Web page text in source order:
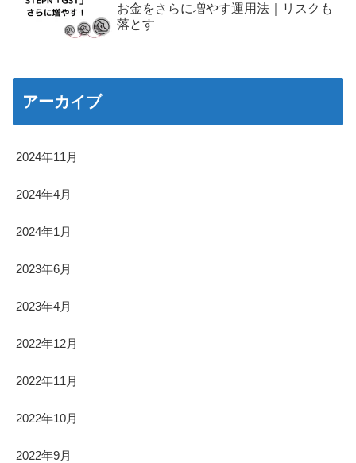
お金をさらに増やす運用法｜リスクも
落とす
アーカイブ
2024年11月
2024年4月
2024年1月
2023年6月
2023年4月
2022年12月
2022年11月
2022年10月
2022年9月